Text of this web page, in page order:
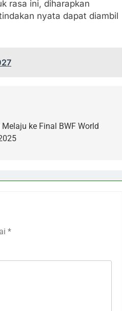
rasa ini, diharapkan
nyata dapat diambil
ke Final BWF World
*